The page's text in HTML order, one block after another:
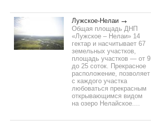
Лужское-Нелаи
Общая площадь ДНП
«Лужское – Нелаи» 14
гектар и насчитывает 67
земельных участков,
площадь участков — от 9
до 25 соток. Прекрасное
расположение, позволяет
с каждого участка
любоваться прекрасным
открывающимся видом
на озеро Нелайское....